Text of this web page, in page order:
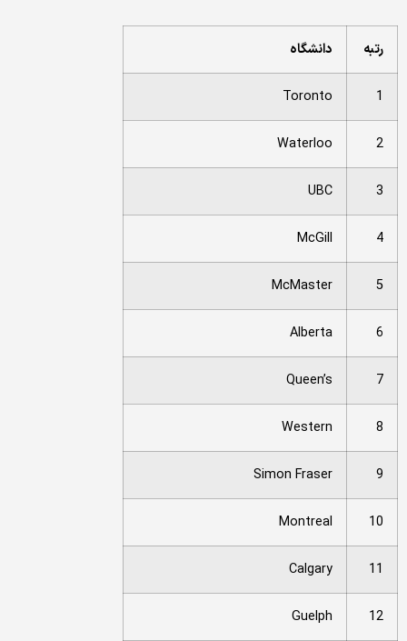
رتبه دانشگاه
1
Toronto
2
Waterloo
3
UBC
4
McGill
5
McMaster
6
Alberta
7
Queen’s
8
Western
9
Simon Fraser
10
Montreal
11
Calgary
12
Guelph